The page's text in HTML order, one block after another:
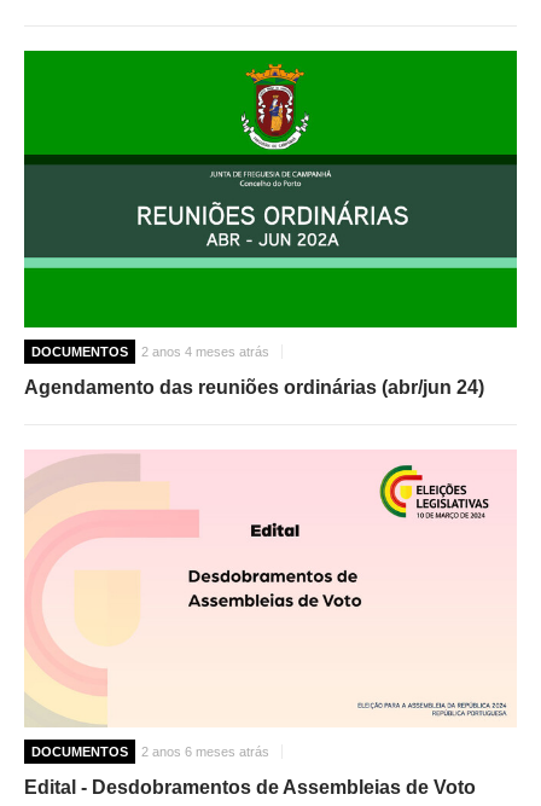
DOCUMENTOS 2 anos 4 meses atrás
Agendamento das reuniões ordinárias (abr/jun 24)
DOCUMENTOS 2 anos 6 meses atrás
Edital - Desdobramentos de Assembleias de Voto